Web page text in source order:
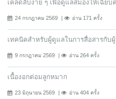
เคล็ดลับง่าย ๆ เพื่อดูแลสมองให้เฉียบ
24 กรกฎาคม 2569 อ่าน 171 ครั้ง
เทคนิคสำหรับผู้ดูแลในการสื่อสารกับ
9 กรกฎาคม 2569 อ่าน 264 ครั้ง
เนื้องอกต่อมลูกหมาก
23 มิถุนายน 2569 อ่าน 404 ครั้ง